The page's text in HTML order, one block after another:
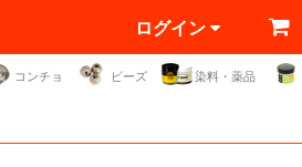
ログイン
コンチョ ビーズ 染料・薬品